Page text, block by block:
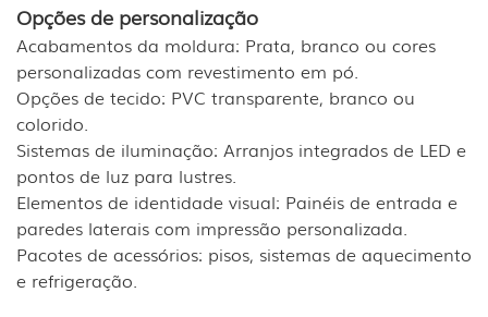
Opções de personalização
Acabamentos da moldura: Prata, branco ou cores
personalizadas com revestimento em pó.
Opções de tecido: PVC transparente, branco ou
colorido.
Sistemas de iluminação: Arranjos integrados de LED e
pontos de luz para lustres.
Elementos de identidade visual: Painéis de entrada e
paredes laterais com impressão personalizada.
Pacotes de acessórios: pisos, sistemas de aquecimento
e refrigeração.